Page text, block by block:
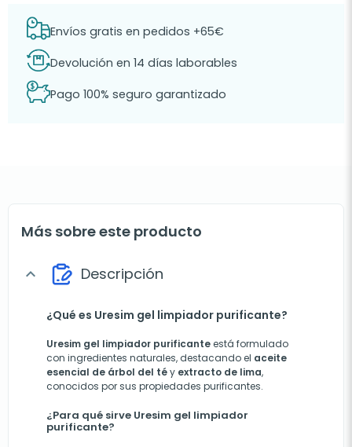
Envíos gratis en pedidos +65€
Devolución en 14 días laborables
Pago 100% seguro garantizado
Más sobre este producto
expand_more Descripción
¿Qué es Uresim gel limpiador purificante?
Uresim gel limpiador purificanteestá formulado
con ingredientes naturales, destacando el aceite
esencial de árbol del téy extracto de lima,
conocidos por sus propiedades purificantes.
¿Para qué sirve Uresim gel limpiador
purificante?